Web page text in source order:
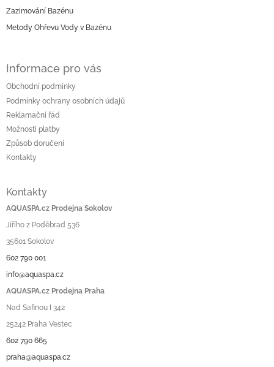
Zazimování Bazénu
Metody Ohřevu Vody v Bazénu
Informace pro vás
Obchodní podmínky
Podmínky ochrany osobních údajů
Reklamační řád
Možnosti platby
Způsob doručení
Kontakty
Kontakty
AQUASPA.cz Prodejna Sokolov
Jiřího z Poděbrad 536
35601 Sokolov
602 790 001
info@aquaspa.cz
AQUASPA.cz Prodejna Praha
Nad Safinou I 342
25242 Praha Vestec
602 790 665
praha@aquaspa.cz